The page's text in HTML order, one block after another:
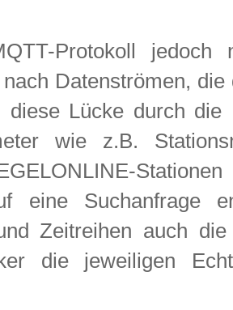
Protokoll jedoch
Datenströmen,
diese Lücke durch die
wie z.B.
eine Suchanfrage
Zeitreihen auch
die jeweiligen